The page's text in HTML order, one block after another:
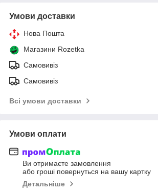
Умови доставки
Нова Пошта
Магазини Rozetka
Самовивіз
Самовивіз
Всі умови доставки
Умови оплати
Ви отримаєте замовлення
або гроші повернуться на вашу картку
Детальніше